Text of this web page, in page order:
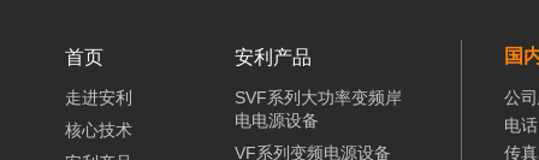
首页
走进安利
核心技术
安利产品
SVF系列大功率变频岸
电电源设备
VF系列变频电源设备
国
公
电
传